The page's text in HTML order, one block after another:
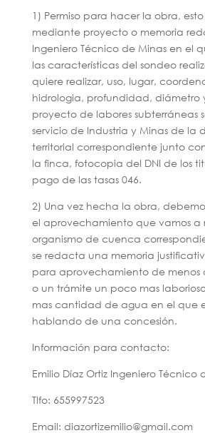
1) Permiso para hacer la obra, esto
mediante proyecto o memoria
Ingeniero Técnico de Minas en el
las características del sondeo
quiere realizar, uso, lugar,
hidrologia, profundidad, diámetro
proyecto de labores subterráneas
servicio de Industria y Minas de la
territorial correspondiente junto
la finca, fotocopia del DNI de los
pago de las tasas 046.
2) Una vez hecha la obra,
el aprovechamiento que vamos a
organismo de cuenca
se redacta una memoria
para aprovechamiento de menos
o un trámite un poco mas
mas cantidad de agua en el que
hablando de una concesión.
Información para contacto:
Emilio Díaz Ortiz Ingeniero Técnico
Tlfo: 655997523
Email: diazortizemilio@gmail.com